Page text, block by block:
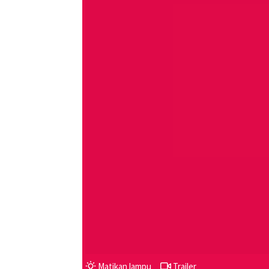
Matikan lampu Trailer